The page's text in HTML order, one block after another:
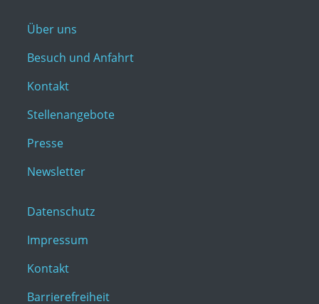
Über uns
Besuch und Anfahrt
Kontakt
Stellenangebote
Presse
Newsletter
Datenschutz
Impressum
Kontakt
Barrierefreiheit